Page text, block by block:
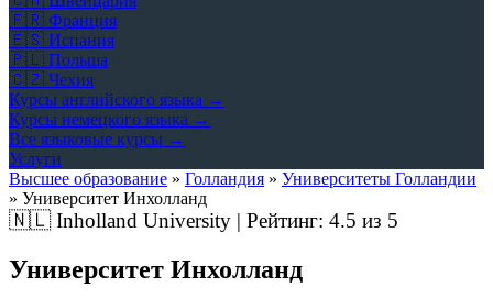
🇫🇷 Франция
🇪🇸 Испания
🇵🇱 Польша
🇨🇿 Чехия
Курсы английского языка →
Курсы немецкого языка →
Все языковые курсы →
Услуги
Высшее образование » Голландия » Университеты Голландии
» Университет Инхолланд
🇳🇱Inholland University | Рейтинг: 4.5 из 5
Университет Инхолланд